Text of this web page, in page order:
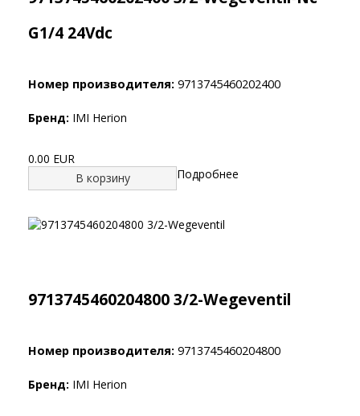
G1/4 24Vdc
Номер производителя:9713745460202400
Бренд: IMI Herion
0.00 EUR
В корзину
Подробнее
9713745460204800 3/2-Wegeventil
Номер производителя:9713745460204800
Бренд: IMI Herion